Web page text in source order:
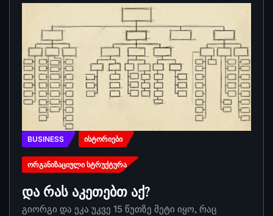
BUSINESS ᲘᲡᲢᲝᲠᲘᲔᲑᲘ
ᲝᲠᲒᲐᲜᲘᲖᲐᲪᲘᲣᲚᲘ ᲡᲢᲠᲣᲥᲢᲣᲠᲐ
და რას აკეთებთ აქ?
გიორგი და ეკა უკვე 15 წუთზე მეტი იყო, რაც